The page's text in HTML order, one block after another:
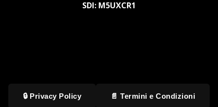
SDI: M5UXCR1
🔒 Privacy Policy 📄 Termini e Condizioni